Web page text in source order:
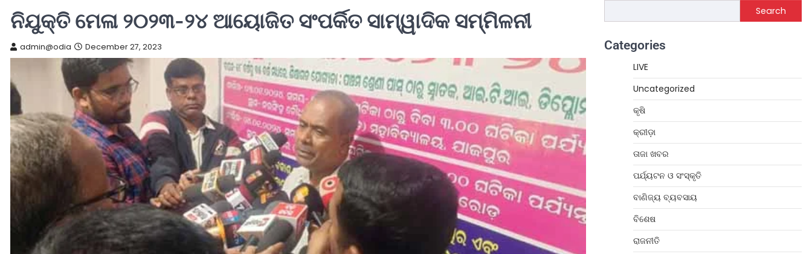
ନିଯୁକ୍ତି ମେଳା ୨୦୨୩-୨୪ ଆୟୋଜିତ ସଂପର୍କିତ ସାମ୍ୱାଦିକ ସମ୍ମିଳନୀ
admin@odia December 27, 2023
Search
Categories
LIVE
Uncategorized
କୃଷି
କ୍ରୀଡ଼ା
ତାଜା ଖବର
ପର୍ଯ୍ୟଟନ ଓ ସଂସ୍କୃତି
ବାଣିଜ୍ୟ ବ୍ୟବସାୟ
ବିଶେଷ
ରାଜନୀତି